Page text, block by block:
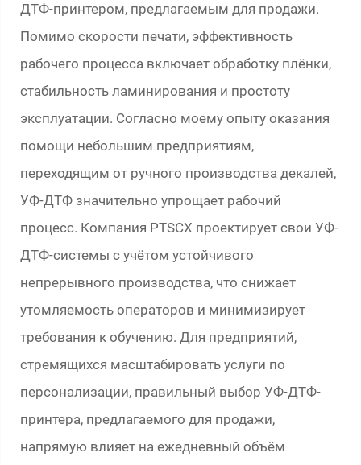
ДТФ-принтером, предлагаемым для продажи.
Помимо скорости печати, эффективность
рабочего процесса включает обработку плёнки,
стабильность ламинирования и простоту
эксплуатации. Согласно моему опыту оказания
помощи небольшим предприятиям,
переходящим от ручного производства декалей,
УФ-ДТФ значительно упрощает рабочий
процесс. Компания PTSCX проектирует свои УФ-
ДТФ-системы с учётом устойчивого
непрерывного производства, что снижает
утомляемость операторов и минимизирует
требования к обучению. Для предприятий,
стремящихся масштабировать услуги по
персонализации, правильный выбор УФ-ДТФ-
принтера, предлагаемого для продажи,
напрямую влияет на ежедневный объём